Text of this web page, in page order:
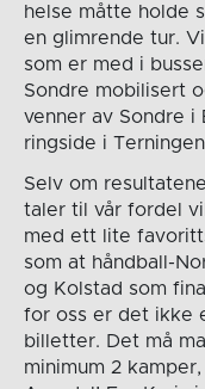
helse måtte holde
en glimrende tur.
som er med i
Sondre mobilisert
venner av Sondre i
ringside i
Selv om
taler til vår fordel
med ett lite
som at håndball-
og Kolstad som
for oss er det ikke
billetter. Det må
minimum 2